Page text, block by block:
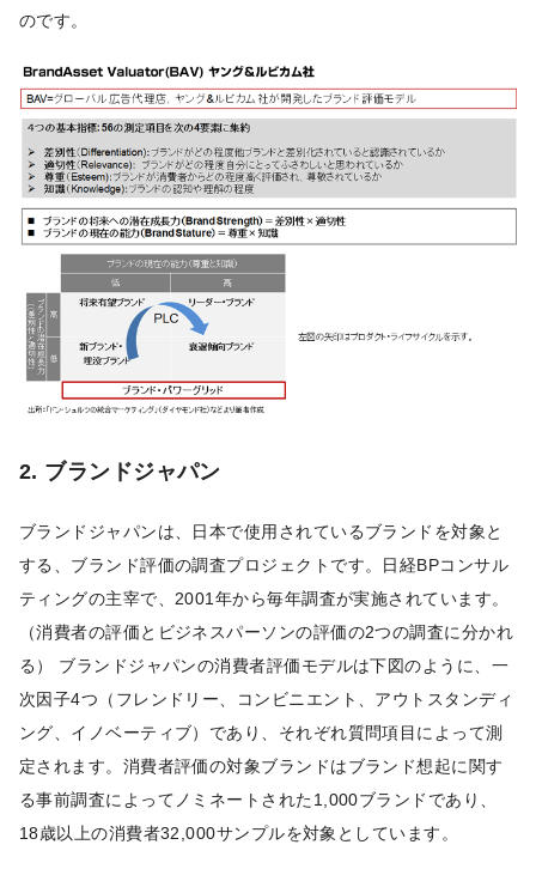
のです。
2. ブランドジャパン
ブランドジャパンは、日本で使用されているブランドを対象と
する、ブランド評価の調査プロジェクトです。日経BPコンサル
ティングの主宰で、2001年から毎年調査が実施されています。
（消費者の評価とビジネスパーソンの評価の2つの調査に分かれ
る） ブランドジャパンの消費者評価モデルは下図のように、一
次因子4つ（フレンドリー、コンビニエント、アウトスタンディ
ング、イノベーティブ）であり、それぞれ質問項目によって測
定されます。消費者評価の対象ブランドはブランド想起に関す
る事前調査によってノミネートされた1,000ブランドであり、
18歳以上の消費者32,000サンプルを対象としています。